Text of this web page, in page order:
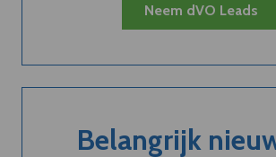
Neem dVO Leads
Belangrijk